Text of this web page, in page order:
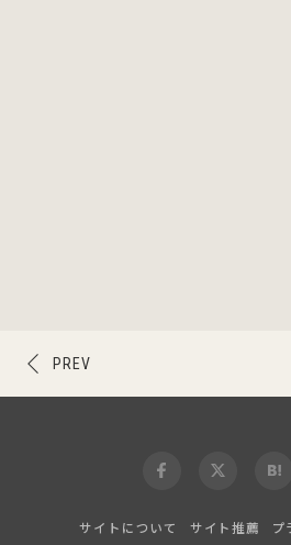
PREV
サイトについて サイト推薦 プ